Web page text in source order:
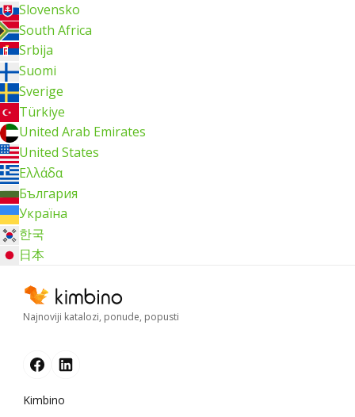
Slovensko
South Africa
Srbija
Suomi
Sverige
Türkiye
United Arab Emirates
United States
Ελλάδα
България
Україна
한국
日本
Najnoviji katalozi, ponude, popusti
Kimbino